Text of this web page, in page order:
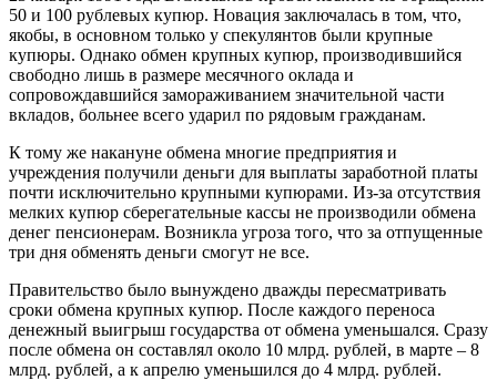
50 и 100 рублевых купюр. Новация заключалась в том, что,
якобы, в основном только у спекулянтов были крупные
купюры. Однако обмен крупных купюр, производившийся
свободно лишь в размере месячного оклада и
сопровождавшийся замораживанием значительной части
вкладов, больнее всего ударил по рядовым гражданам.
К тому же накануне обмена многие предприятия и
учреждения получили деньги для выплаты заработной платы
почти исключительно крупными купюрами. Из-за отсутствия
мелких купюр сберегательные кассы не производили обмена
денег пенсионерам. Возникла угроза того, что за отпущенные
три дня обменять деньги смогут не все.
Правительство было вынуждено дважды пересматривать
сроки обмена крупных купюр. После каждого переноса
денежный выигрыш государства от обмена уменьшался. Сразу
после обмена он составлял около 10 млрд. рублей, в марте – 8
млрд. рублей, а к апрелю уменьшился до 4 млрд. рублей.